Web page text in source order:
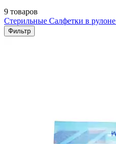
9 товаров
Стерильные Салфетки в рулоне
Фильтр